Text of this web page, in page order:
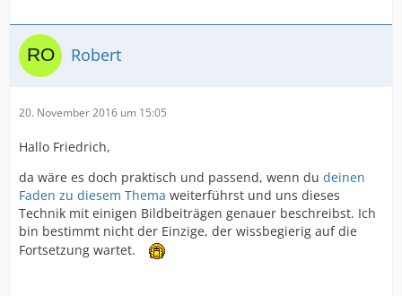
Robert
20. November 2016 um 15:05
Hallo Friedrich,
da wäre es doch praktisch und passend, wenn du deinen
Faden zu diesem Thema weiterführst und uns dieses
Technik mit einigen Bildbeiträgen genauer beschreibst. Ich
bin bestimmt nicht der Einzige, der wissbegierig auf die
Fortsetzung wartet.